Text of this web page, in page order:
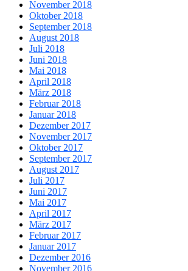
November 2018
Oktober 2018
September 2018
August 2018
Juli 2018
Juni 2018
Mai 2018
April 2018
März 2018
Februar 2018
Januar 2018
Dezember 2017
November 2017
Oktober 2017
September 2017
August 2017
Juli 2017
Juni 2017
Mai 2017
April 2017
März 2017
Februar 2017
Januar 2017
Dezember 2016
November 2016